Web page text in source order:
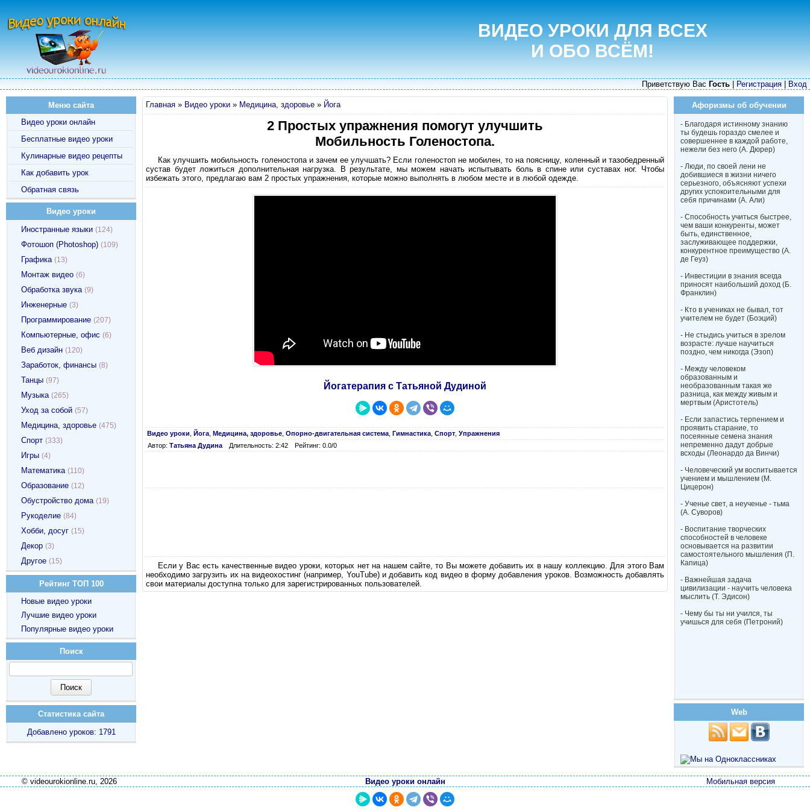
ВИДЕО УРОКИ ДЛЯ ВСЕХ
И ОБО ВСЁМ!
Приветствую Вас Гость Регистрация Вход
Главная » Видео уроки » Медицина, здоровье » Йога
2 Простых упражнения помогут улучшить
Мобильность Голеностопа.
Как улучшить мобильность голеностопа и зачем ее улучшать? Если голеностоп не мобилен, то на поясницу, коленный и тазобедренный
сустав будет ложиться дополнительная нагрузка. В результате, мы можем начать испытывать боль в спине или суставах ног. Чтобы
избежать этого, предлагаю вам 2 простых упражнения, которые можно выполнять в любом месте и в любой одежде.
Йогатерапия с Татьяной Дудиной
Видео уроки Йога Медицина, здоровье Опорно-двигательная система Гимнастика Спорт Упражнения
Автор: Татьяна Дудина Длительность: 2:42 Рейтинг: 0.0/0
Если у Вас есть качественные видео уроки, которых нет на нашем сайте, то Вы можете добавить их в нашу коллекцию. Для этого Вам
необходимо загрузить их на видеохостинг (например, YouTube) и добавить код видео в форму добавления уроков. Возможность добавлять
свои материалы доступна только для зарегистрированных пользователей.
Меню сайта
Видео уроки онлайн
Бесплатные видео уроки
Кулинарные видео рецепты
Как добавить урок
Обратная связь
Видео уроки
Иностранные языки (124)
Фотошоп (Photoshop) (109)
Графика (13)
Монтаж видео (6)
Обработка звука (9)
Инженерные (3)
Программирование (207)
Компьютерные, офис (6)
Веб дизайн (120)
Заработок, финансы (8)
Танцы (97)
Музыка (265)
Уход за собой (57)
Медицина, здоровье (475)
Спорт (333)
Игры (4)
Математика (110)
Образование (12)
Обустройство дома (19)
Рукоделие (84)
Хобби, досуг (15)
Декор (3)
Другое (15)
Рейтинг ТОП 100
Новые видео уроки
Лучшие видео уроки
Популярные видео уроки
Поиск
Статистика сайта
Добавлено уроков: 1791
Афоризмы об обучении
- Благодаря истинному знанию
ты будешь гораздо смелее и
совершеннее в каждой работе,
нежели без него (А. Дюрер)
- Люди, по своей лени не
добившиеся в жизни ничего
серьезного, объясняют успехи
других успокоительными для
себя причинами (А. Али)
- Способность учиться быстрее,
чем ваши конкуренты, может
быть, единственное,
заслуживающее поддержки,
конкурентное преимущество (А.
де Геуз)
- Инвестиции в знания всегда
приносят наибольший доход (Б.
Франклин)
- Кто в учениках не бывал, тот
учителем не будет (Боэций)
- Не стыдись учиться в зрелом
возрасте: лучше научиться
поздно, чем никогда (Эзоп)
- Между человеком
образованным и
необразованным такая же
разница, как между живым и
мертвым (Аристотель)
- Если запастись терпением и
проявить старание, то
посеянные семена знания
непременно дадут добрые
всходы (Леонардо да Винчи)
- Человеческий ум воспитывается
учением и мышлением (М.
Цицерон)
- Ученье свет, а неученье - тьма
(А. Суворов)
- Воспитание творческих
способностей в человеке
основывается на развитии
самостоятельного мышления (П.
Капица)
- Важнейшая задача
цивилизации - научить человека
мыслить (Т. Эдисон)
- Чему бы ты ни учился, ты
учишься для себя (Петроний)
Web
© videourokionline.ru, 2026 Мобильная версия
Видео уроки онлайн